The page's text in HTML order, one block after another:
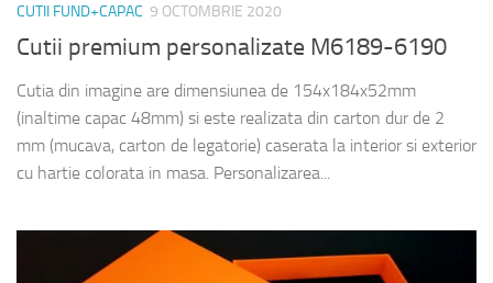
CUTII FUND+CAPAC 9 OCTOMBRIE 2020
Cutii premium personalizate M6189-6190
Cutia din imagine are dimensiunea de 154x184x52mm
(inaltime capac 48mm) si este realizata din carton dur de 2
mm (mucava, carton de legatorie) caserata la interior si exterior
cu hartie colorata in masa. Personalizarea...